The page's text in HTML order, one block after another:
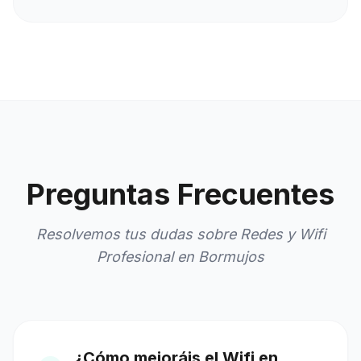
Preguntas Frecuentes
Resolvemos tus dudas sobre Redes y Wifi
Profesional en Bormujos